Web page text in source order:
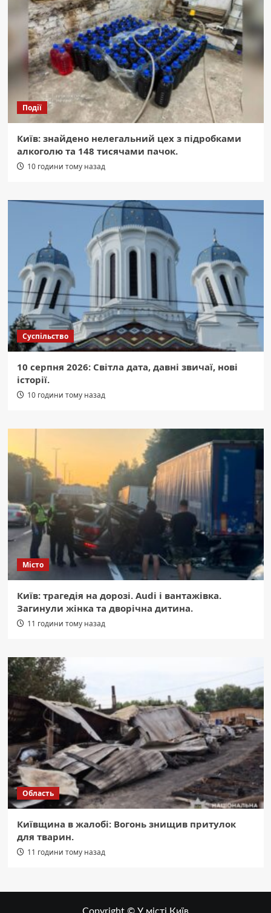
Події
Київ: знайдено нелегальний цех з підробками
алкоголю та 148 тисячами пачок.
10 години тому назад
Суспільство
10 серпня 2026: Світла дата, давні звичаї, нові
історії.
10 години тому назад
Місто
Київ: трагедія на дорозі. Audi і вантажівка.
Загинули жінка та дворічна дитина.
11 години тому назад
Область
Київщина в жалобі: Вогонь знищив притулок
для тварин.
11 години тому назад
Copyright © У місті Київ